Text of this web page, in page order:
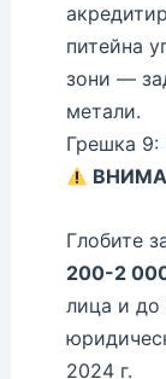
питейна
зони —
метали.
Грешка 9:
Глобите
200-2
лица и до
2024 г.